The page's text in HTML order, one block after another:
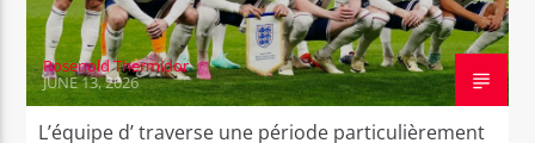
Rosenold Thermidor
JUNE 13, 2026
L’équipe d’ traverse une période particulièrement